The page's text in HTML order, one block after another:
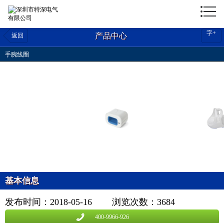
返回 产品中心 字+
手腕线圈
基本信息
发布时间：2018-05-16 浏览次数： 3684
400-9966-926